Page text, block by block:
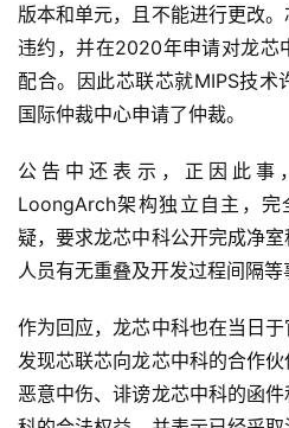
深
度
学
云
计
算
未
来
医
疗
版本和单元，且不能进行更改
违约，并在2020年申请对龙芯
配合。因此芯联芯就MIPS技
国际仲裁中心申请了仲裁。
公告中还表示，正因此事
LoongArch架构独立自主，
疑，要求龙芯中科公开完成净
人员有无重叠及开发过程间隔等
作为回应，龙芯中科也在当日
发现芯联芯向龙芯中科的合作
恶意中伤、诽谤龙芯中科的函